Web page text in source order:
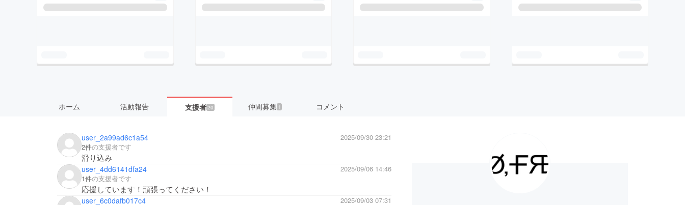
ホーム 活動報告 支援者 20 仲間募集 1 コメント
user_2a99ad6c1a54
2025/09/30 23:21
2件の支援者です
滑り込み
user_4dd6141dfa24
2025/09/06 14:46
1件の支援者です
応援しています！頑張ってください！
user_6c0dafb017c4
2025/09/03 07:31